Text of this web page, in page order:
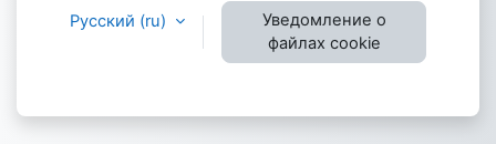
Русский ‎(ru)‎
Уведомление о
файлах cookie